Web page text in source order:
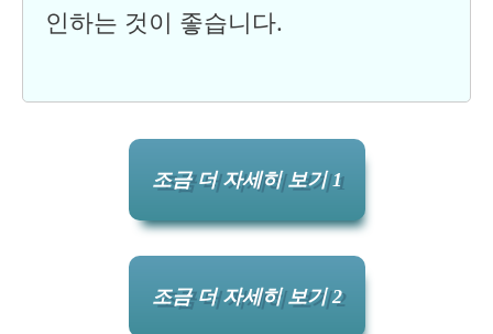
인하는 것이 좋습니다.
조금 더 자세히 보기 1
조금 더 자세히 보기 2